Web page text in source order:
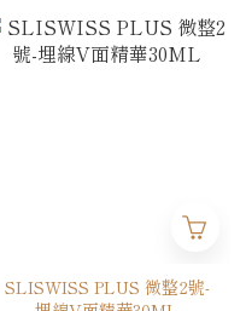
SLISWISS PLUS 微整2號-